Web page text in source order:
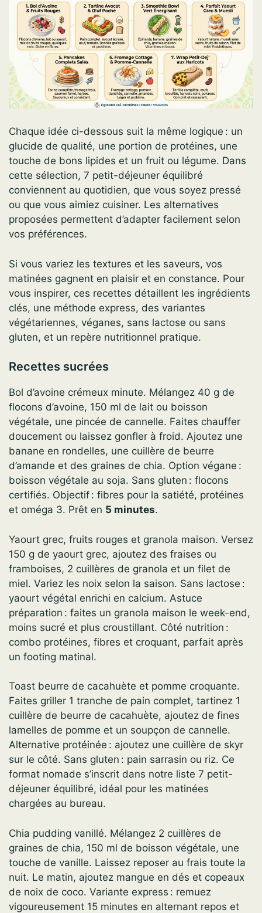
Chaque idée ci-dessous suit la même logique : un
glucide de qualité, une portion de protéines, une
touche de bons lipides et un fruit ou légume. Dans
cette sélection, 7 petit-déjeuner équilibré
conviennent au quotidien, que vous soyez pressé
ou que vous aimiez cuisiner. Les alternatives
proposées permettent d’adapter facilement selon
vos préférences.
Si vous variez les textures et les saveurs, vos
matinées gagnent en plaisir et en constance. Pour
vous inspirer, ces recettes détaillent les ingrédients
clés, une méthode express, des variantes
végétariennes, véganes, sans lactose ou sans
gluten, et un repère nutritionnel pratique.
Recettes sucrées
Bol d’avoine crémeux minute. Mélangez 40 g de
flocons d’avoine, 150 ml de lait ou boisson
végétale, une pincée de cannelle. Faites chauffer
doucement ou laissez gonfler à froid. Ajoutez une
banane en rondelles, une cuillère de beurre
d’amande et des graines de chia. Option végane :
boisson végétale au soja. Sans gluten : flocons
certifiés. Objectif : fibres pour la satiété, protéines
et oméga 3. Prêt en 5 minutes.
Yaourt grec, fruits rouges et granola maison. Versez
150 g de yaourt grec, ajoutez des fraises ou
framboises, 2 cuillères de granola et un filet de
miel. Variez les noix selon la saison. Sans lactose :
yaourt végétal enrichi en calcium. Astuce
préparation : faites un granola maison le week-end,
moins sucré et plus croustillant. Côté nutrition :
combo protéines, fibres et croquant, parfait après
un footing matinal.
Toast beurre de cacahuète et pomme croquante.
Faites griller 1 tranche de pain complet, tartinez 1
cuillère de beurre de cacahuète, ajoutez de fines
lamelles de pomme et un soupçon de cannelle.
Alternative protéinée : ajoutez une cuillère de skyr
sur le côté. Sans gluten : pain sarrasin ou riz. Ce
format nomade s’inscrit dans notre liste 7 petit-
déjeuner équilibré, idéal pour les matinées
chargées au bureau.
Chia pudding vanillé. Mélangez 2 cuillères de
graines de chia, 150 ml de boisson végétale, une
touche de vanille. Laissez reposer au frais toute la
nuit. Le matin, ajoutez mangue en dés et copeaux
de noix de coco. Variante express : remuez
vigoureusement 15 minutes en alternant repos et